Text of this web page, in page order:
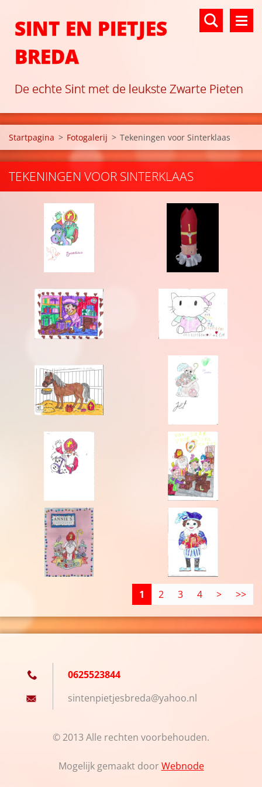
SINT EN PIETJES
BREDA
De echte Sint met de leukste Zwarte Pieten
Startpagina > Fotogalerij > Tekeningen voor Sinterklaas
TEKENINGEN VOOR SINTERKLAAS
1 2 3 4 > >>
0625523844
sintenpietjesbreda@yahoo.nl
© 2013 Alle rechten voorbehouden.
Mogelijk gemaakt doorWebnode